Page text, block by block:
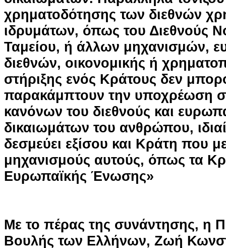
χρηματοδότησης των διεθνών
ιδρυμάτων, όπως του Διεθνούς
Ταμείου, ή άλλων μηχανισμών,
διεθνών, οικονομικής ή
στήριξης ενός Κράτους δεν
παρακάμπτουν την υποχρέωση
κανόνων του διεθνούς και
δικαιωμάτων του ανθρώπου,
δεσμεύει εξίσου και Κράτη που
μηχανισμούς αυτούς, όπως τα
Ευρωπαϊκής Ένωσης»
Με το πέρας της συνάντησης, η
Βουλής των Ελλήνων, Ζωή